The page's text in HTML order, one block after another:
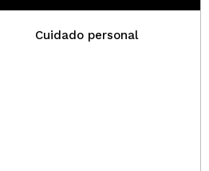
Cuidado personal